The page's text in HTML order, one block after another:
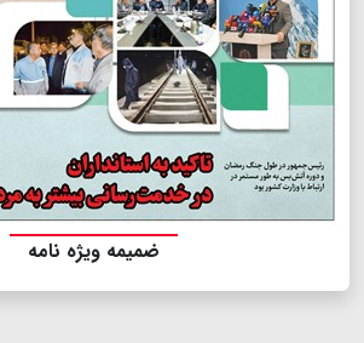
ضمیمه ویژه نامه